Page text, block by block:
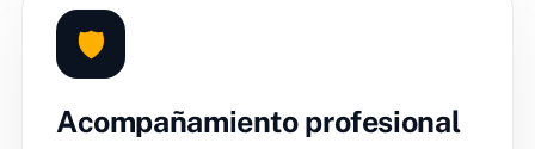
🛡️
Acompañamiento profesional